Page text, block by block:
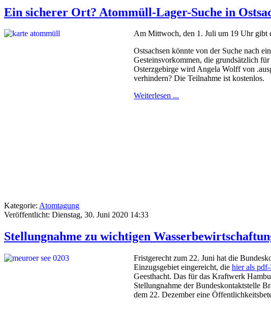
Ein sicherer Ort? Atommüll-Lager-Suche in
Am Mittwoch, den 1. Juli um 19 Uhr gibt
Ostsachsen könnte von der Suche nach
Gesteinsvorkommen, die grundsätzlich
Osterzgebirge wird Angela Wolff von
verhindern? Die Teilnahme ist kostenlos.
Weiterlesen ...
Kategorie: Atomtagung
Veröffentlicht: Dienstag, 30. Juni 2020 14:33
Stellungnahme zu wichtigen
Fristgerecht zum 22. Juni hat die
Einzugsgebiet eingereicht, die hier als
Geesthacht. Das für das Kraftwerk
Stellungnahme der Bundeskontaktstelle
dem 22. Dezember eine